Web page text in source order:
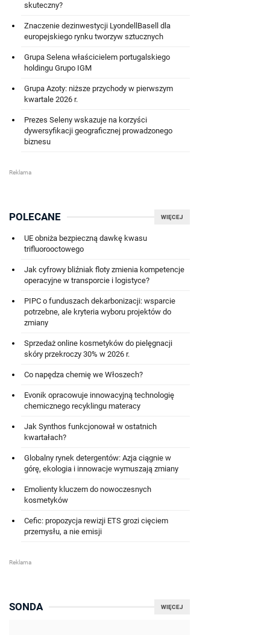
skuteczny?
Znaczenie dezinwestycji LyondellBasell dla
europejskiego rynku tworzyw sztucznych
Grupa Selena właścicielem portugalskiego
holdingu Grupo IGM
Grupa Azoty: niższe przychody w pierwszym
kwartale 2026 r.
Prezes Seleny wskazuje na korzyści
dywersyfikacji geograficznej prowadzonego
biznesu
WIĘCEJ
POLECANE
UE obniża bezpieczną dawkę kwasu
trifluorooctowego
Jak cyfrowy bliźniak floty zmienia kompetencje
operacyjne w transporcie i logistyce?
PIPC o funduszach dekarbonizacji: wsparcie
potrzebne, ale kryteria wyboru projektów do
zmiany
Sprzedaż online kosmetyków do pielęgnacji
skóry przekroczy 30% w 2026 r.
Co napędza chemię we Włoszech?
Evonik opracowuje innowacyjną technologię
chemicznego recyklingu materacy
Jak Synthos funkcjonował w ostatnich
kwartałach?
Globalny rynek detergentów: Azja ciągnie w
górę, ekologia i innowacje wymuszają zmiany
Emolienty kluczem do nowoczesnych
kosmetyków
Cefic: propozycja rewizji ETS grozi cięciem
przemysłu, a nie emisji
WIĘCEJ
SONDA